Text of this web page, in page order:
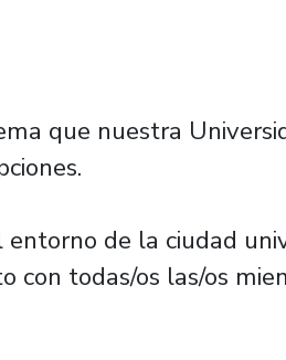
que nuestra
de la ciudad
todas/os las/os